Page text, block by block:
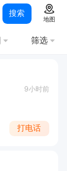
搜索
地图
筛选
9小时前
打电话